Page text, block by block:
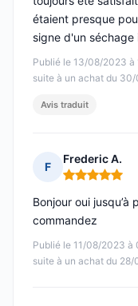
Publié le 13/08/2023 à
suite à un achat du
étaient presque
signe d'un séchage
Avis traduit
F
Frederic A.
Note : 5 sur 5
Publié le 11/08/2023 à
suite à un achat du
Bonjour oui
commandez